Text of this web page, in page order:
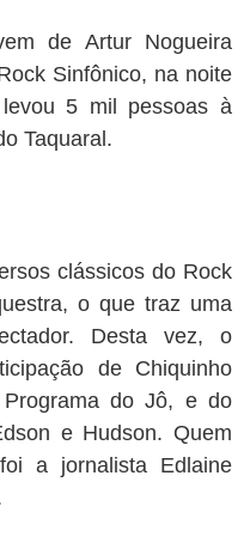
de Artur Nogueira
Sinfônico, na noite
5 mil pessoas à
Taquaral.
clássicos do Rock
o que traz uma
Desta vez, o
de Chiquinho
Programa do Jô, e do
e Hudson. Quem
a jornalista Edlaine